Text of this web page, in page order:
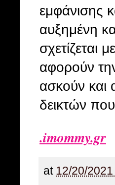
εμφάνισης
αυξημένη
σχετίζεται
αφορούν
ασκούν και
δεικτών
.imommy.gr
at 12/20/